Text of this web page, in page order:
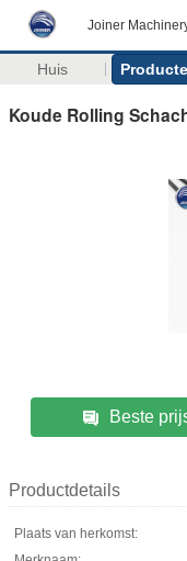
Joiner
Huis
Koude Rolling
Beste
Productdetails
Plaats van herkomst: